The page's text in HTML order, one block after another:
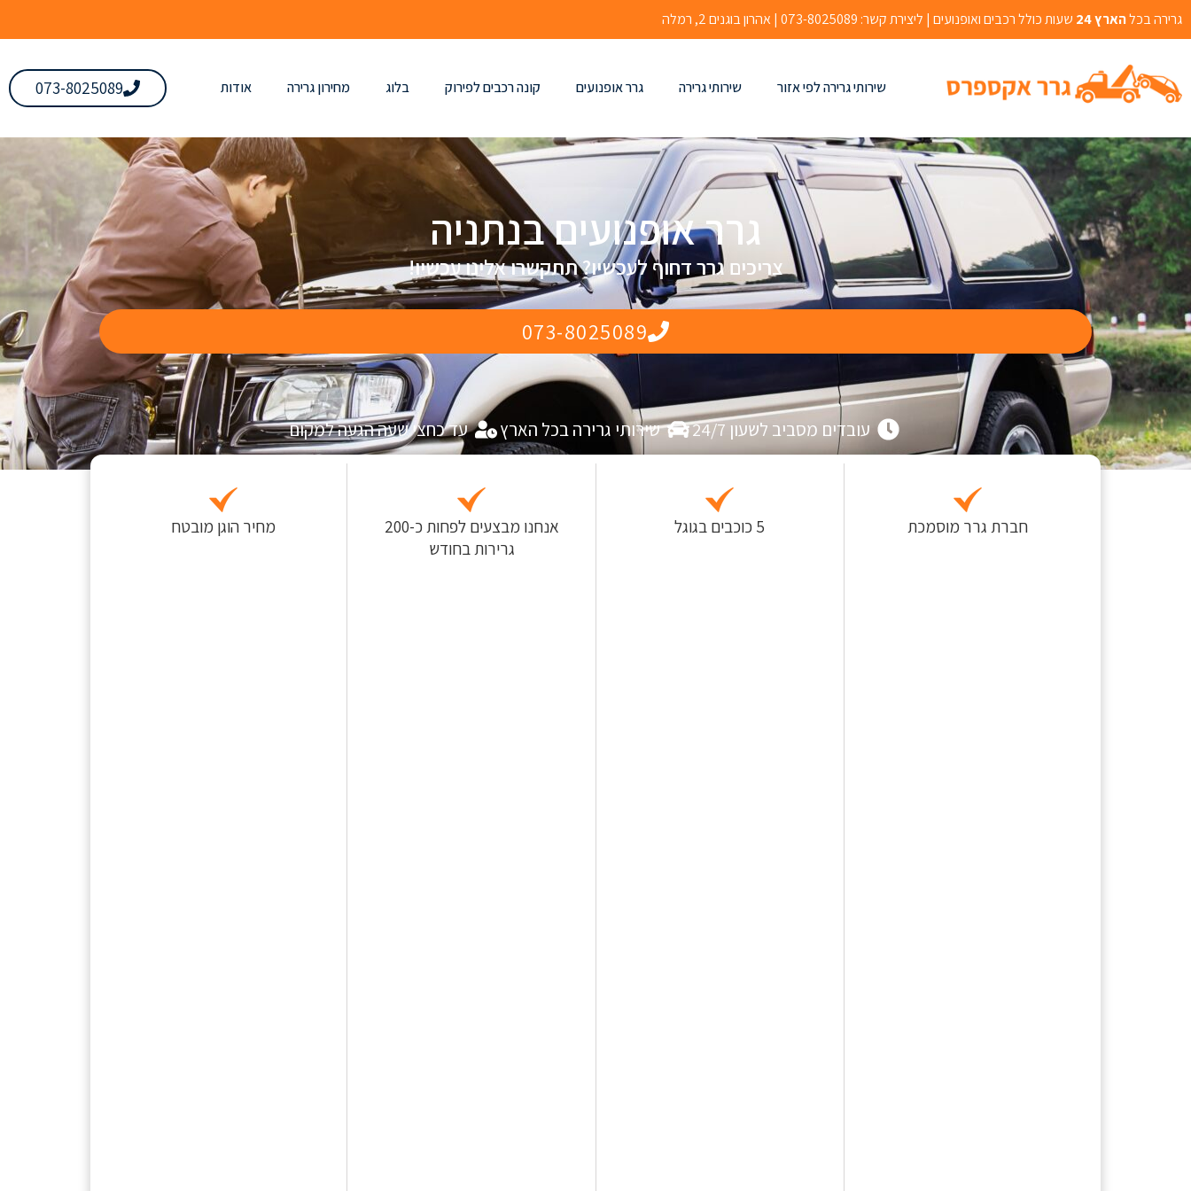
גרירה בכלהארץ 24 שעות כולל רכבים ואופנועים | ליצירת קשר: 073-8025089 | אהרון בוגנים 2, רמלה
שירותי גרירה לפי אזור שירותי גרירה גרר אופנועים קונה רכבים לפירוק בלוג מחירון גרירה אודות 073-8025089
גרר אופנועים בנתניה
עובדים מסביב לשעון 24/7 שירותי גרירה בכל הארץ עד כחצי שעה הגעה למקום
צריכים גרר דחוף לעכשיו? תתקשרו אלינו עכשיו!
073-8025089
מחיר הוגן מובטח
אנחנו מבצעים לפחות כ-200
גרירות בחודש
5 כוכבים בגוגל חברת גרר מוסמכת